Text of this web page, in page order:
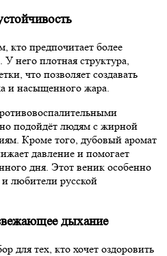
кто предпочитает более
него плотная структура,
что позволяет создавать
и насыщенного жара.
подойдёт людям с жирной
Кроме того, дубовый аромат
давление и помогает
дня. Этот веник особенно
любители русской
дыхание
для тех, кто хочет оздоровить